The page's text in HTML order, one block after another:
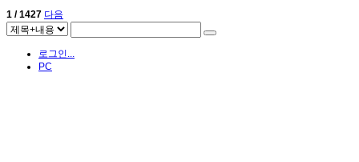
1 / 1427 다음
로그인...
PC